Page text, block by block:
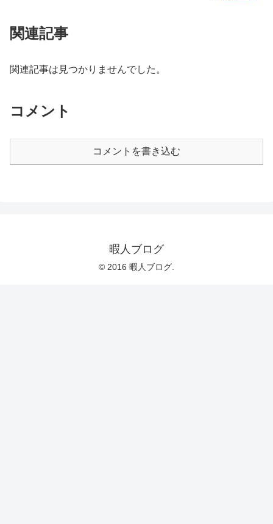
関連記事
関連記事は見つかりませんでした。
コメント
コメントを書き込む
暇人ブログ
© 2016 暇人ブログ.